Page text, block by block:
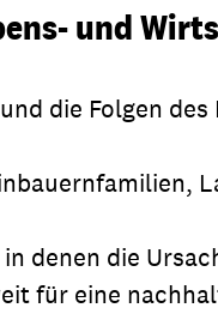
und
die Folgen
denen die
für eine